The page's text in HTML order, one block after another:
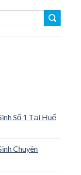
Số 1 Tại Huế
Chuyên